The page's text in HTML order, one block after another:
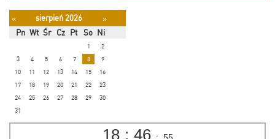
« sierpień 2026
»
Pn Wt Śr Cz Pt So Ni
1
2
3
4 5 6 7 8
9
10
11 12 13 14 15
16
17
18 19 20 21 22
23
24
25 26 27 28 29
30
31
18 : 46